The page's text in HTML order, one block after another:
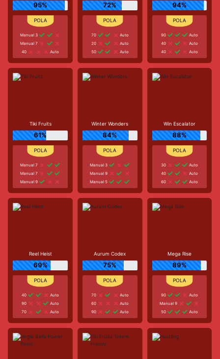
95%
Manual 3
Manual 7
40
Auto
72%
70
Auto
20
Auto
50
Auto
94%
90
Auto
40
Auto
40
Auto
Tiki Fruits
61%
Manual 7
Manual 7
Manual 9
Winter Wonders
84%
Manual 3
Manual 9
Manual 5
Win Escalator
88%
30
Auto
40
Auto
60
Auto
Reel Heist
69%
40
Auto
90
Auto
70
Auto
Aurum Codex
75%
70
Auto
60
Auto
90
Auto
Mega Rise
89%
90
Auto
Manual 9
50
Auto